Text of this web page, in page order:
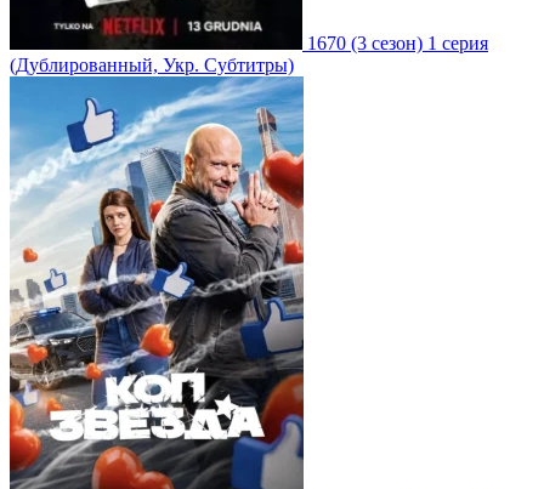
1670 (3 сезон) 1 серия
(Дублированный, Укр. Субтитры)